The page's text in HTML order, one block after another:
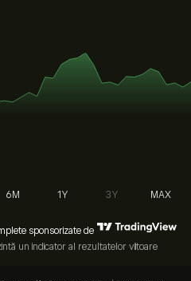
6M 1Y 3Y MAX
sponsorizate de
un indicator al rezultatelor viitoare